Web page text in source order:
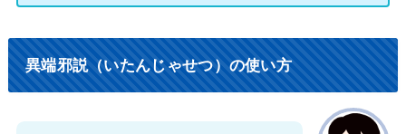
異端邪説（いたんじゃせつ）の使い方